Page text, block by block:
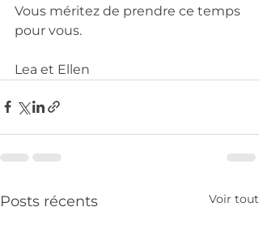
Vous méritez de prendre ce temps
pour vous.
Lea et Ellen
Posts récents Voir tout